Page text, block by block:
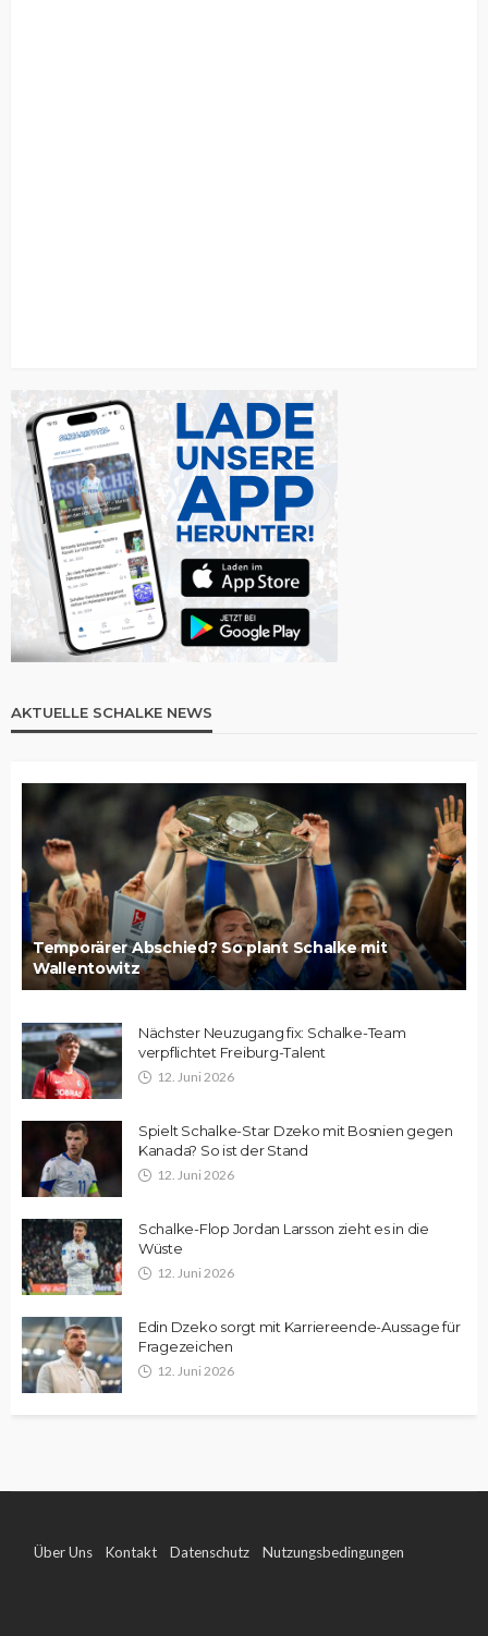
AKTUELLE SCHALKE NEWS
Temporärer Abschied? So plant Schalke mit
Wallentowitz
Nächster Neuzugang fix: Schalke-Team
verpflichtet Freiburg-Talent
12. Juni 2026
Spielt Schalke-Star Dzeko mit Bosnien gegen
Kanada? So ist der Stand
12. Juni 2026
Schalke-Flop Jordan Larsson zieht es in die
Wüste
12. Juni 2026
Edin Dzeko sorgt mit Karriereende-Aussage für
Fragezeichen
12. Juni 2026
Über Uns Kontakt Datenschutz Nutzungsbedingungen